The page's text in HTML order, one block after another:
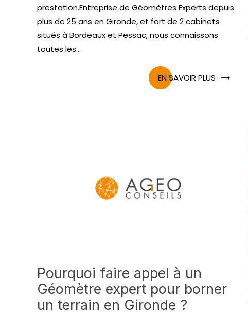
prestation.Entreprise de Géomètres Experts depuis
plus de 25 ans en Gironde, et fort de 2 cabinets
situés à Bordeaux et Pessac, nous connaissons
toutes les...
EN SAVOIR PLUS
Pourquoi faire appel à un
Géomètre expert pour borner
un terrain en Gironde ?